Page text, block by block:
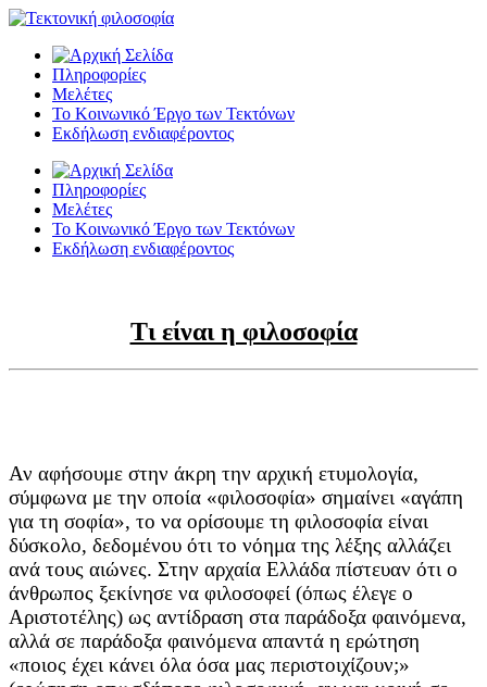
Πληροφορίες
Μελέτες
Το Κοινωνικό Έργο των Τεκτόνων
Εκδήλωση ενδιαφέροντος
Πληροφορίες
Μελέτες
Το Κοινωνικό Έργο των Τεκτόνων
Εκδήλωση ενδιαφέροντος
Τι είναι η φιλοσοφία
Αν αφήσουμε στην άκρη την αρχική ετυμολογία,
σύμφωνα με την οποία «φιλοσοφία» σημαίνει «αγάπη
για τη σοφία», το να ορίσουμε τη φιλοσοφία είναι
δύσκολο, δεδομένου ότι το νόημα της λέξης αλλάζει
ανά τους αιώνες. Στην αρχαία Ελλάδα πίστευαν ότι ο
άνθρωπος ξεκίνησε να φιλοσοφεί (όπως έλεγε ο
Αριστοτέλης) ως αντίδραση στα παράδοξα φαινόμενα,
αλλά σε παράδοξα φαινόμενα απαντά η ερώτηση
«ποιος έχει κάνει όλα όσα μας περιστοιχίζουν;»